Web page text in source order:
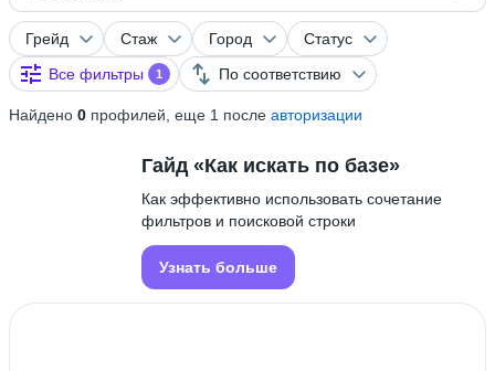
Грейд Стаж Город
Статус
Все фильтры
1 По соответствию
Найдено 0 профилей, еще 1 после авторизации
Гайд «Как искать по базе»
Как эффективно использовать сочетание
фильтров и поисковой строки
Узнать больше